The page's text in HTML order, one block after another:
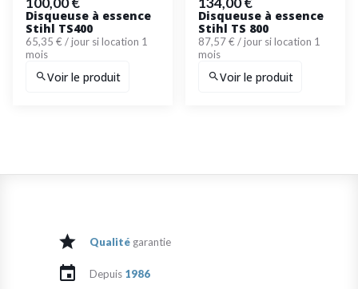
Disqueuse à essence
Stihl TS400
65,35 € / jour si location 1
mois
Voir le produit
Disqueuse à essence
Stihl TS 800
87,57 € / jour si location 1
mois
Voir le produit
Qualité garantie
Depuis 1986